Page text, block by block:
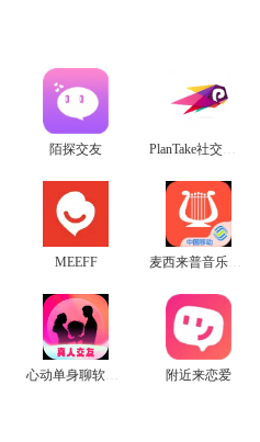
陌探交友
MEEFF
附近来恋爱